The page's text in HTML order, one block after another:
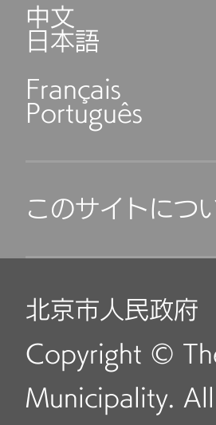
中文
日本語
Français
Português
このサイトにつ
北京市人民政府
Copyright ©
Municipality.